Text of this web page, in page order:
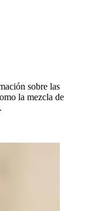
sobre las
la mezcla de